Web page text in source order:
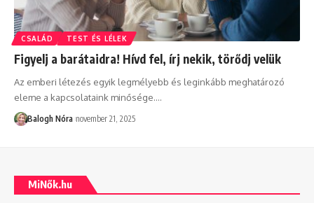
CSALÁD TEST ÉS LÉLEK
Figyelj a barátaidra! Hívd fel, írj nekik, törődj velük
Az emberi létezés egyik legmélyebb és leginkább meghatározó
eleme a kapcsolataink minősége.…
Balogh Nóra november 21, 2025
MiNők.hu